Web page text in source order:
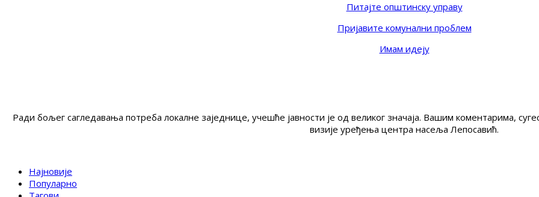
Питајте општинску управу
Пријавите комунални проблем
Имам идеју
Ради бољег сагледавања потреба локалне заједнице, учешће јавности је од великог значаја. Вашим коментарима,
визије уређења центра насеља Лепосавић.
Најновије
Популарно